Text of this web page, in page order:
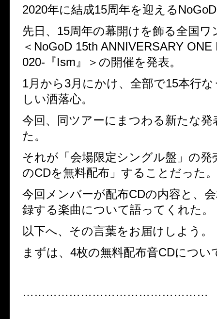
2020年に結成15周年を迎える
先日、15周年の幕開けを飾る全国ワ
＜NoGoD 15th ANNIVERSARY
020-『Ism』＞の開催を発表。
1月から3月にかけ、全部で15本行
しい洒落心。
今回、同ツアーにまつわる新たな発
た。
それが「会場限定シングル盤」の発
のCDを無料配布」することだった。
今回メンバーが配布CDの内容と、
録する楽曲について語ってくれた。
以下へ、その言葉をお届けしよう。
まずは、4枚の無料配布音CDについ